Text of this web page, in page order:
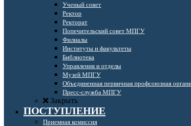
Ученый совет
Ректор
Ректорат
Попечительский совет МПГУ
Филиалы
Институты и факультеты
Библиотека
Управления и отделы
Музей МПГУ
Объединенная первичная профсоюзная
Пресс-служба МПГУ
Закрыть
ПОСТУПЛЕНИЕ
Приемная комиссия